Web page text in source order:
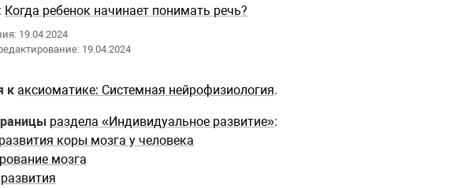
Когда ребенок начинает понимать речь?
19.04.2024
19.04.2024
к аксиоматике: Системная нейрофизиология.
раздела «Индивидуальное развитие»:
коры мозга у человека
мозга